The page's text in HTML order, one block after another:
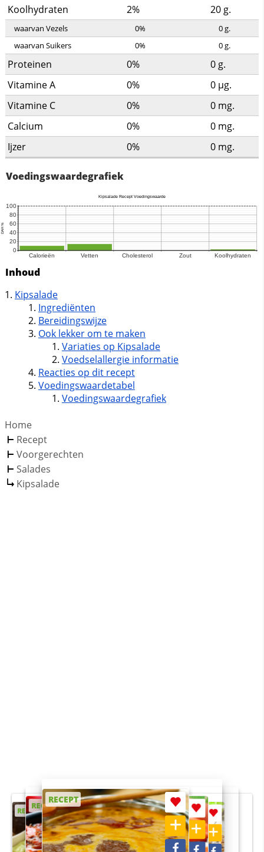
Koolhydraten 2% 20 g.
waarvan Vezels 0% 0g.
waarvan Suikers
0% 0g.
Proteinen 0% 0 g.
Vitamine A
0% 0 µg.
Vitamine C
0% 0 mg.
Calcium
0% 0 mg.
Ijzer
0% 0 mg.
Voedingswaardegrafiek
Inhoud
Kipsalade
Ingrediënten
Bereidingswijze
Ook lekker om te maken
Variaties op Kipsalade
Voedselallergie informatie
Reacties op dit recept
Voedingswaardetabel
Voedingswaardegrafiek
Home
Recept
Voorgerechten
Salades
Kipsalade
RECEPT
RECEPT
RECEPT
RECEPT
RECEPT